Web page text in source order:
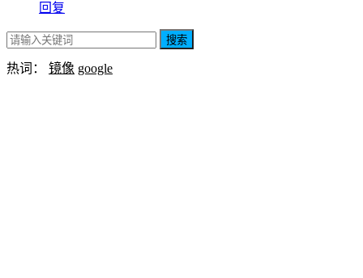
回复
搜索
热词： 镜像 google